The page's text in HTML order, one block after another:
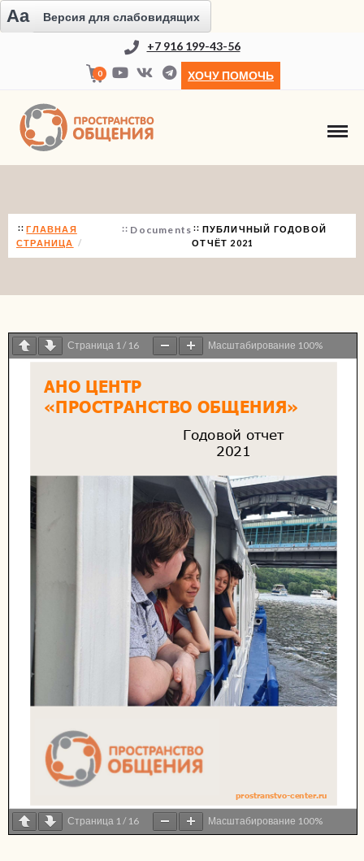
Aa Версия для слабовидящих
+7 916 199-43-56
0 ХОЧУ ПОМОЧЬ
ГЛАВНАЯ
СТРАНИЦА
Documents
ПУБЛИЧНЫЙ ГОДОВОЙ
ОТЧЁТ 2021
Страница 1/ 16 Масштабирование 100%
Страница 1 / 16 Масштабирование 100%